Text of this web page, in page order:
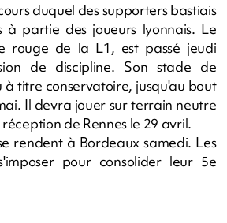
duquel des supporters bastiais
à partie des joueurs lyonnais. Le
rouge de la L1, est passé jeudi
de discipline. Son stade de
à titre conservatoire, jusqu'au bout
Il devra jouer sur terrain neutre
de Rennes le 29 avril.
rendent à Bordeaux samedi. Les
pour consolider leur 5e